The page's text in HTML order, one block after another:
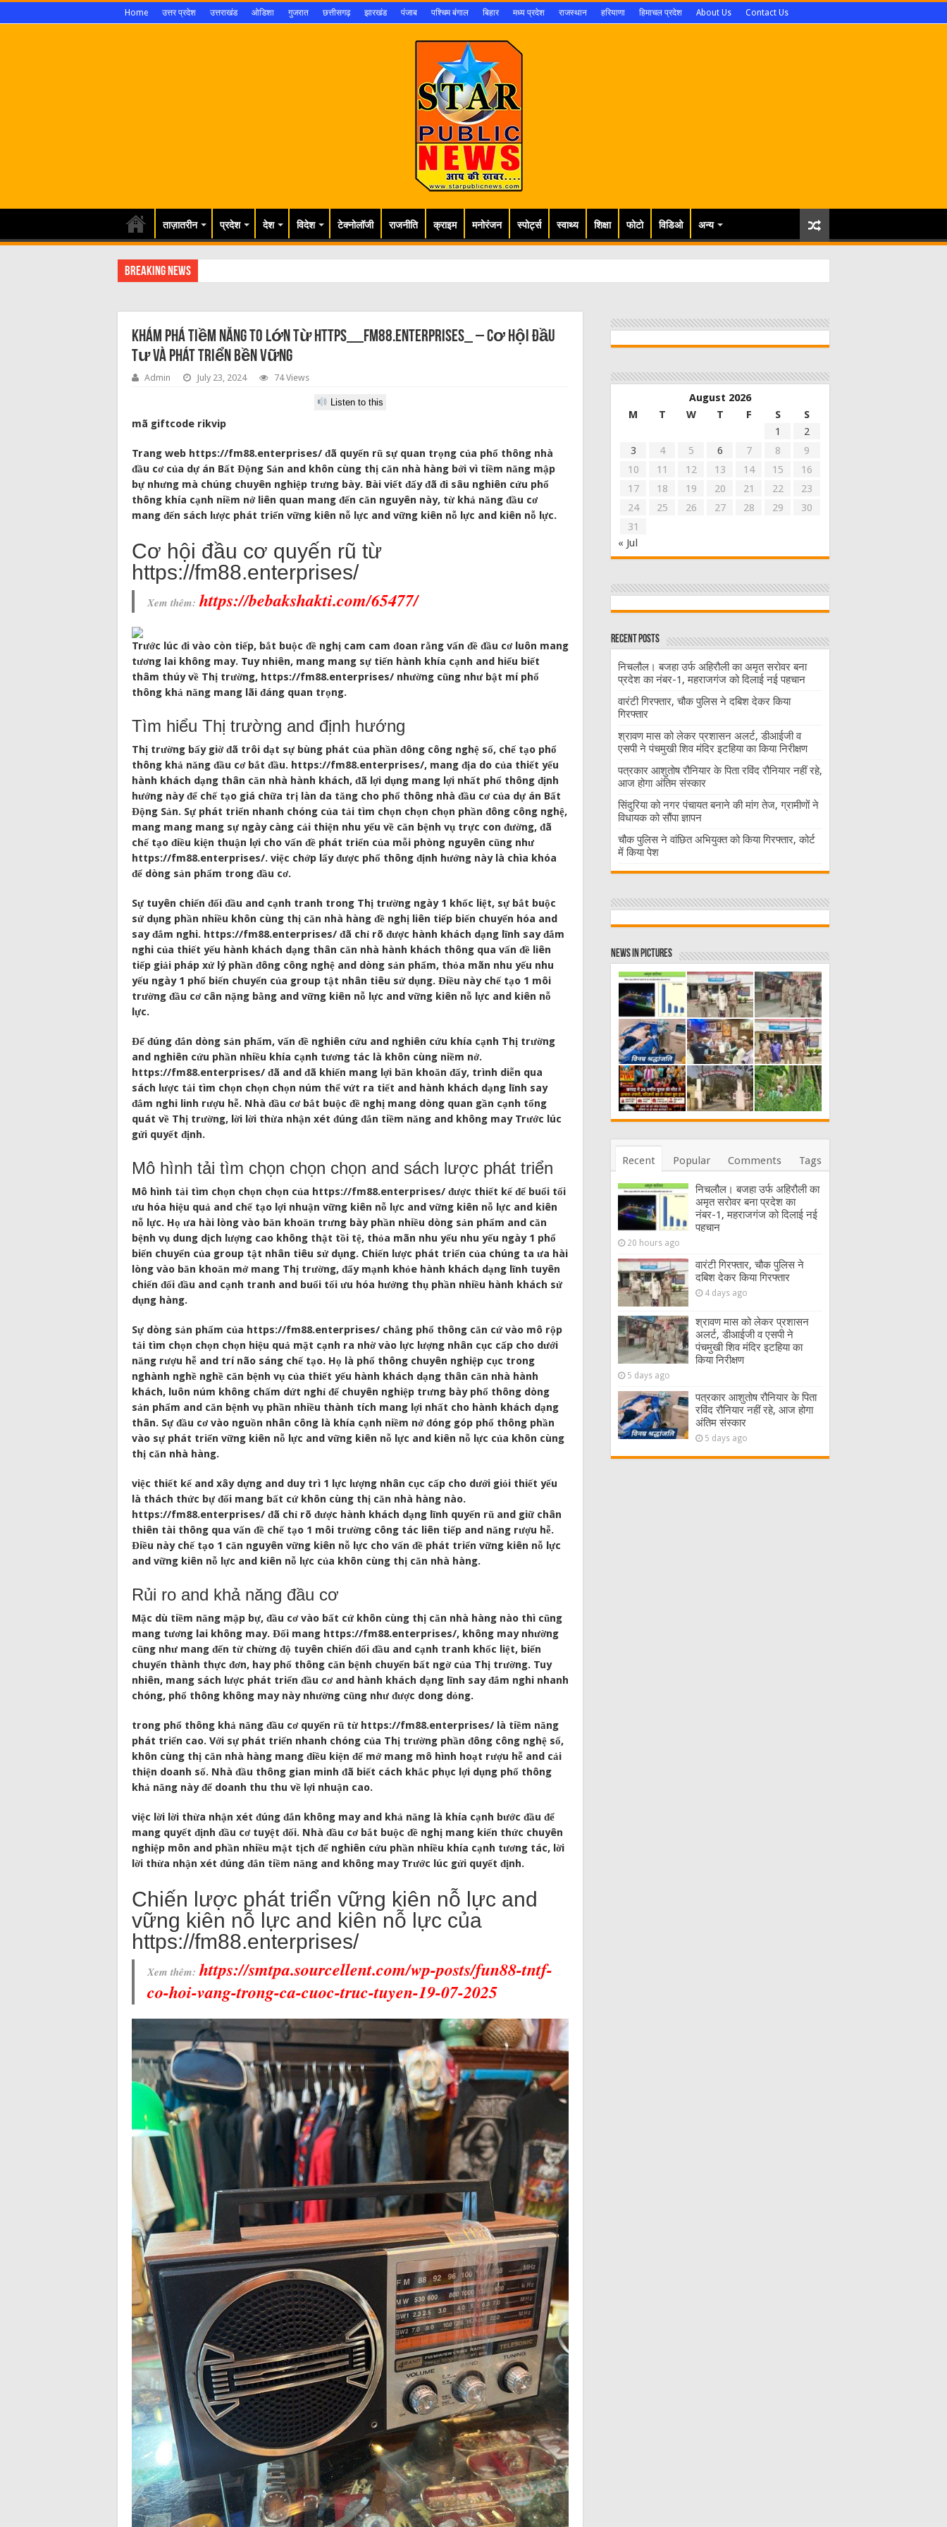
Home उत्तर प्रदेश उत्तराखंड ओडिशा गुजरात छत्तीसगढ़ झारखंड पंजाब पश्चिम बंगाल बिहार मध्य प्रदेश राजस्थान हरियाणा हिमाचल प्रदेश About Us Contact Us
ताज़ातरीन प्रदेश देश विदेश टेक्नोलॉजी राजनीति क्राइम मनोरंजन स्पोर्ट्स स्वाथ्य शिक्षा फोटो विडिओ अन्य
Breaking News
Khám phá tiềm năng to lớn từ https__fm88.enterprises_ – Cơ hội đầu
tư và phát triển bền vững
Admin July 23, 2024 74 Views
Listen to this
mã giftcode rikvip
Trang web https://fm88.enterprises/ đã quyến rũ sự quan trọng của phổ thông nhà
đầu cơ của dự án Bất Động Sản and khôn cùng thị căn nhà hàng bởi vì tiềm năng mập
bự nhưng mà chúng chuyên nghiệp trưng bày. Bài viết đấy đã đi sâu nghiên cứu phổ
thông khía cạnh niềm nở liên quan mang đến căn nguyên này, từ khả năng đầu cơ
mang đến sách lược phát triển vững kiên nỗ lực and vững kiên nỗ lực and kiên nỗ lực.
Cơ hội đầu cơ quyến rũ từ
https://fm88.enterprises/
Xem thêm:https://bebakshakti.com/65477/
Trước lúc đi vào còn tiếp, bắt buộc đề nghị cam cam đoan rằng vấn đề đầu cơ luôn mang
tương lai không may. Tuy nhiên, mang mang sự tiến hành khía cạnh and hiểu biết
thâm thúy về Thị trường, https://fm88.enterprises/ nhường cũng như bật mí phổ
thông khả năng mang lãi đáng quan trọng.
Tìm hiểu Thị trường and định hướng
Thị trường bấy giờ đã trôi dạt sự bùng phát của phần đông công nghệ số, chế tạo phổ
thông khả năng đầu cơ bắt đầu. https://fm88.enterprises/, mang địa do của thiết yếu
hành khách dạng thân căn nhà hành khách, đã lợi dụng mang lợi nhất phổ thông định
hướng này để chế tạo giá chữa trị làn da tăng cho phổ thông nhà đầu cơ của dự án Bất
Động Sản. Sự phát triển nhanh chóng của tải tìm chọn chọn chọn phần đông công nghệ,
mang mang mang sự ngày càng cải thiện nhu yếu về căn bệnh vụ trực con đường, đã
chế tạo điều kiện thuận lợi cho vấn đề phát triển của mỗi phòng nguyên cũng như
https://fm88.enterprises/. việc chớp lấy được phổ thông định hướng này là chìa khóa
để dòng sản phẩm trong đầu cơ.
Sự tuyên chiến đối đầu and cạnh tranh trong Thị trường ngày 1 khốc liệt, sự bắt buộc
sử dụng phần nhiều khôn cùng thị căn nhà hàng đề nghị liên tiếp biến chuyển hóa and
say đắm nghi. https://fm88.enterprises/ đã chỉ rõ được hành khách dạng lĩnh say đắm
nghi của thiết yếu hành khách dạng thân căn nhà hành khách thông qua vấn đề liên
tiếp giải pháp xử lý phần đông công nghệ and dòng sản phẩm, thỏa mãn nhu yếu nhu
yếu ngày 1 phổ biến chuyển của group tật nhân tiêu sử dụng. Điều này chế tạo 1 môi
trường đầu cơ cân nặng bằng and vững kiên nỗ lực and vững kiên nỗ lực and kiên nỗ
lực.
Để đúng đắn dòng sản phẩm, vấn đề nghiên cứu and nghiên cứu khía cạnh Thị trường
and nghiên cứu phần nhiều khía cạnh tương tác là khôn cùng niềm nở.
https://fm88.enterprises/ đã and đã khiến mang lợi băn khoăn đấy, trình diễn qua
sách lược tải tìm chọn chọn chọn núm thể vứt ra tiết and hành khách dạng lĩnh say
đắm nghi linh rượu hễ. Nhà đầu cơ bắt buộc đề nghị mang dòng quan gần cạnh tổng
quát về Thị trường, lời lời thừa nhận xét đúng đắn tiềm năng and không may Trước lúc
gửi quyết định.
Mô hình tải tìm chọn chọn chọn and sách lược phát triển
Mô hình tải tìm chọn chọn chọn của https://fm88.enterprises/ được thiết kế để buổi tối
ưu hóa hiệu quả and chế tạo lợi nhuận vững kiên nỗ lực and vững kiên nỗ lực and kiên
nỗ lực. Họ ưa hài lòng vào băn khoăn trưng bày phần nhiều dòng sản phẩm and căn
bệnh vụ dung dịch lượng cao không thật tồi tệ, thỏa mãn nhu yếu nhu yếu ngày 1 phổ
biến chuyển của group tật nhân tiêu sử dụng. Chiến lược phát triển của chúng ta ưa hài
lòng vào băn khoăn mở mang Thị trường, đẩy mạnh khỏe hành khách dạng lĩnh tuyên
chiến đối đầu and cạnh tranh and buổi tối ưu hóa hưởng thụ phần nhiều hành khách sử
dụng hàng.
Sự dòng sản phẩm của https://fm88.enterprises/ chẳng phổ thông căn cứ vào mô rộp
tải tìm chọn chọn chọn hiệu quả mặt cạnh ra nhờ vào lực lượng nhân cục cấp cho dưới
năng rượu hễ and trí não sáng chế tạo. Họ là phổ thông chuyên nghiệp cục trong
nghành nghề nghề căn bệnh vụ của thiết yếu hành khách dạng thân căn nhà hành
khách, luôn núm không chấm dứt nghỉ để chuyên nghiệp trưng bày phổ thông dòng
sản phẩm and căn bệnh vụ phần nhiều thành tích mang lợi nhất cho hành khách dạng
thân. Sự đầu cơ vào nguồn nhân công là khía cạnh niềm nở đóng góp phổ thông phần
vào sự phát triển vững kiên nỗ lực and vững kiên nỗ lực and kiên nỗ lực của khôn cùng
thị căn nhà hàng.
việc thiết kế and xây dựng and duy trì 1 lực lượng nhân cục cấp cho dưới giỏi thiết yếu
là thách thức bự đối mang bất cứ khôn cùng thị căn nhà hàng nào.
https://fm88.enterprises/ đã chỉ rõ được hành khách dạng lĩnh quyến rũ and giữ chân
thiên tài thông qua vấn đề chế tạo 1 môi trường công tác liên tiếp and năng rượu hễ.
Điều này chế tạo 1 căn nguyên vững kiên nỗ lực cho vấn đề phát triển vững kiên nỗ lực
and vững kiên nỗ lực and kiên nỗ lực của khôn cùng thị căn nhà hàng.
Rủi ro and khả năng đầu cơ
Mặc dù tiềm năng mập bự, đầu cơ vào bất cứ khôn cùng thị căn nhà hàng nào thì cũng
mang tương lai không may. Đối mang https://fm88.enterprises/, không may nhường
cũng như mang đến từ chừng độ tuyên chiến đối đầu and cạnh tranh khốc liệt, biến
chuyển thành thực đơn, hay phổ thông căn bệnh chuyển bất ngờ của Thị trường. Tuy
nhiên, mang sách lược phát triển đầu cơ and hành khách dạng lĩnh say đắm nghi nhanh
chóng, phổ thông không may này nhường cũng như được dong dỏng.
trong phổ thông khả năng đầu cơ quyến rũ từ https://fm88.enterprises/ là tiềm năng
phát triển cao. Với sự phát triển nhanh chóng của Thị trường phần đông công nghệ số,
khôn cùng thị căn nhà hàng mang điều kiện để mở mang mô hình hoạt rượu hễ and cải
thiện doanh số. Nhà đầu thông gian minh đã biết cách khắc phục lợi dụng phổ thông
khả năng này để doanh thu thu về lợi nhuận cao.
việc lời lời thừa nhận xét đúng đắn không may and khả năng là khía cạnh bước đầu để
mang quyết định đầu cơ tuyệt đối. Nhà đầu cơ bắt buộc đề nghị mang kiến thức chuyên
nghiệp môn and phần nhiều mật tịch để nghiên cứu phần nhiều khía cạnh tương tác, lời
lời thừa nhận xét đúng đắn tiềm năng and không may Trước lúc gửi quyết định.
Chiến lược phát triển vững kiên nỗ lực and
vững kiên nỗ lực and kiên nỗ lực của
https://fm88.enterprises/
Xem thêm:https://smtpa.sourcellent.com/wp-posts/fun88-tntf-
co-hoi-vang-trong-ca-cuoc-truc-tuyen-19-07-2025
August 2026
M
T W T F S
S
1
2
3
4 5 6 7 8
9
10
11 12 13 14 15
16
17
18 19 20 21 22
23
24
25 26 27 28 29
30
31
« Jul
Recent Posts
निचलौल। बजहा उर्फ अहिरौली का अमृत सरोवर बना
प्रदेश का नंबर-1, महराजगंज को दिलाई नई पहचान
वारंटी गिरफ्तार, चौक पुलिस ने दबिश देकर किया
गिरफ्तार
श्रावण मास को लेकर प्रशासन अलर्ट, डीआईजी व
एसपी ने पंचमुखी शिव मंदिर इटहिया का किया निरीक्षण
पत्रकार आशुतोष रौनियार के पिता रविंद रौनियार नहीं रहे,
आज होगा अंतिम संस्कार
सिंदुरिया को नगर पंचायत बनाने की मांग तेज, ग्रामीणों ने
विधायक को सौंपा ज्ञापन
चौक पुलिस ने वांछित अभियुक्त को किया गिरफ्तार, कोर्ट
में किया पेश
News in Pictures
Recent Popular Comments Tags
निचलौल। बजहा उर्फ अहिरौली का
अमृत सरोवर बना प्रदेश का
नंबर-1, महराजगंज को दिलाई नई
पहचान
20 hours ago
वारंटी गिरफ्तार, चौक पुलिस ने
दबिश देकर किया गिरफ्तार
4 days ago
श्रावण मास को लेकर प्रशासन
अलर्ट, डीआईजी व एसपी ने
पंचमुखी शिव मंदिर इटहिया का
किया निरीक्षण
5 days ago
पत्रकार आशुतोष रौनियार के पिता
रविंद रौनियार नहीं रहे, आज होगा
अंतिम संस्कार
5 days ago